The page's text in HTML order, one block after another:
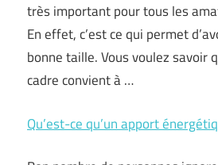
très important pour tous les
En effet, c’est ce qui permet
bonne taille. Vous voulez savoir
cadre convient à …
Qu’est-ce qu’un apport